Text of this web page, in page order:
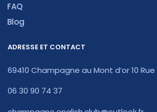
FAQ
Blog
ADRESSE ET CONTACT
69410 Champagne au Mont d’or 10
06 30 90 74 37